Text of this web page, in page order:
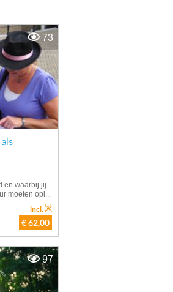
en waarbij jij
moeten opl...
€ 62,00
incl.
73
97